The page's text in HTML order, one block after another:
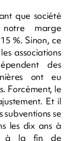
que société
notre marge
%. Sinon, ce
associations
des
ont eu
Forcément, le
Et il
subventions se
les dix ans à
à la fin de